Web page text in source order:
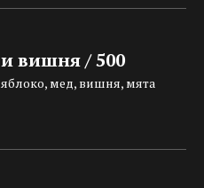
вишня / 500
мед, вишня, мята